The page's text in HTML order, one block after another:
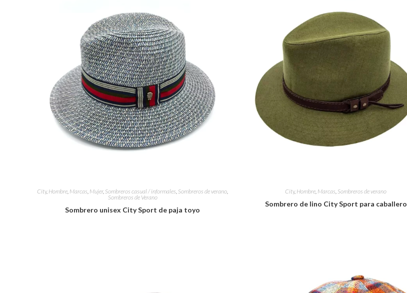
City, Hombre, Marcas, Mujer, Sombreros casual / informales, Sombreros de verano,
Sombreros de Verano
Sombrero unisex City Sport de paja toyo
City, Hombre, Marcas, Sombreros de verano
Sombrero de lino City Sport para caballero